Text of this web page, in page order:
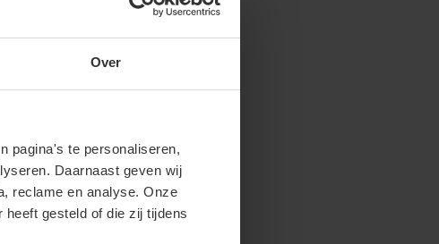
Over
pagina's te personaliseren,
Daarnaast geven wij
reclame en analyse. Onze
gesteld of die zij tijdens